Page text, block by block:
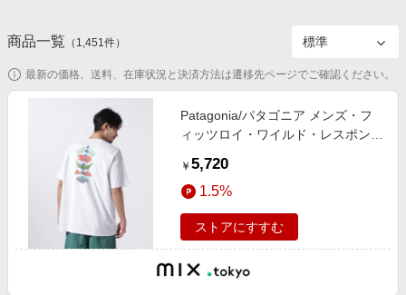
食品・スイーツ・お酒
コスメ・健康・医薬品
キッズ・ベビー用品
家電・PC・スマホ・カメラ
エンタメ
スポーツ・アウトドア・ゴルフ
インテリア・寝具
初回購入者限定特典
対象ストア新規限定特典
新着ストアのご紹介
電子書籍特集
楽天ペイ導入ストア
楽天サービス特集
旅行特集
わくわく夏特集
楽天IDでログイン/会員登録
商品一覧 （ 1,451件）
最新の価格、送料、在庫状況と決済方法は遷移先ページでご確認ください。
Patagonia/パタゴニア メンズ・フ
ィッツロイ・ワイルド・レスポンシ
￥ 5,720
1.5%
ストアにすすむ